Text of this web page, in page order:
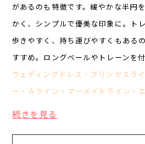
があるのも特徴です。緩やかな半円
かく、シンプルで優美な印象に。ト
歩きやすく、持ち運びやすくもある
すすめ。ロングベールやトレーンを
ウェディングドレス ・ プリンセスラ
ー ・ Ａライン ・ マーメイドライン・
続きを見る